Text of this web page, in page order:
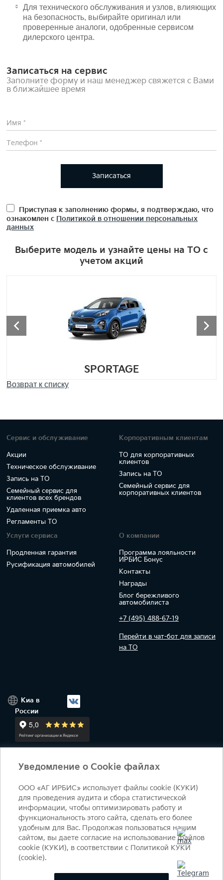
Для технического обслуживания и узлов, влияющих
на безопасность, выбирайте оригинал или
проверенные аналоги, одобренные сервисом
дилерского центра.
Записаться на сервис
Заполните форму и наш менеджер свяжется с Вами
в ближайшее время
Записаться
Приступая к заполнению формы, я подтверждаю, что
ознакомлен с Политикой в отношении персональных
данных
Выберите модель и узнайте цены на ТО с
учетом акций
SPORTAGE
Возврат к списку
Сервис и обслуживание
Акции
Техническое обслуживание
Запись на ТО
Семейный сервис для
клиентов всех брендов
Удаленная приемка авто
Регламенты ТО
Корпоративным клиентам
ТО для корпоративных
клиентов
Запись на ТО
Семейный сервис для
корпоративных клиентов
Услуги сервиса
Продленная гарантия
Русификация автомобилей
О компании
Программа лояльности
ИРБИС Бонус
Контакты
Награды
Блог бережливого
автомобилиста
+7 (495) 488-67-19
Перейти в чат-бот для записи
на ТО
Киа в
России
+7 (495) 644-18-18ежедневно 09:00 - 21:00salon@irbis-auto.ru
Условия оказания услуг
© 2026 Студеный пр-д, 7Б - 90 км МКАД, внутренняя
сторона​
ОФИЦИАЛЬНЫЙ ДИЛЕР КИА Ирбис
Политика конфиденциальности Политика КУКИ (cookie)
Уведомление о Cookie файлах
ООО «АГ ИРБИС» использует файлы cookie (КУКИ)
для проведения аудита и сбора статистической
информации, чтобы оптимизировать работу и
функциональность этого сайта, сделать его более
удобным для Вас. Продолжая пользоваться нашим
сайтом, вы даете согласие на использование файлов
cookie (КУКИ), в соответствии с Политикой КУКИ
(cookie).